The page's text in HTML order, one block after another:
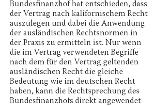
Bundesfinanzhof hat entschieden, dass
der Vertrag nach kalifornischem Recht
auszulegen und dabei die Anwendung
der ausländischen Rechtsnormen in
der Praxis zu ermitteln ist. Nur wenn
die im Vertrag verwendeten Begriffe
nach dem für den Vertrag geltenden
ausländischen Recht die gleiche
Bedeutung wie im deutschen Recht
haben, kann die Rechtsprechung des
Bundesfinanzhofs direkt angewendet